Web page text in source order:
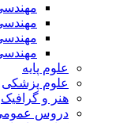
علوم پایه
علوم پزشکی
هنر و گرافیک
دروس